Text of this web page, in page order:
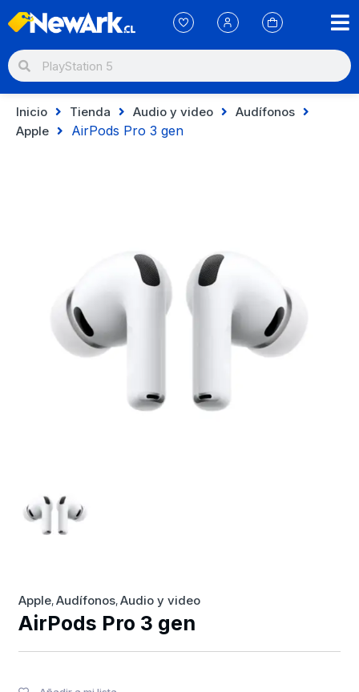
Inicio Tienda Audio y video
Audífonos
Apple
AirPods Pro 3 gen
Apple, Audífonos, Audio y video
AirPods Pro 3 gen